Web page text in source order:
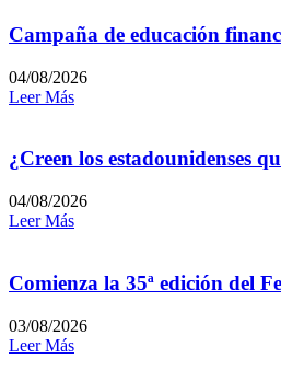
Campaña de educación
04/08/2026
Leer Más
¿Creen los estadounidenses
04/08/2026
Leer Más
Comienza la 35ª edición del
03/08/2026
Leer Más